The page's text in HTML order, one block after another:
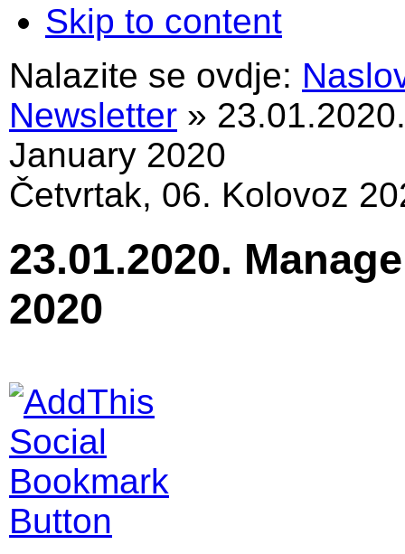
Skip to content
Nalazite se ovdje:
Newsletter »
January 2020
Četvrtak, 06. Kolovoz
23.01.2020.
2020